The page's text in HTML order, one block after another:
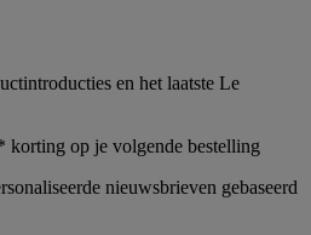
en het laatste Le
korting op je volgende bestelling
nieuwsbrieven gebaseerd